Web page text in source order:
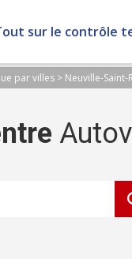
sur le contrôle
par villes> Neuville-Saint-